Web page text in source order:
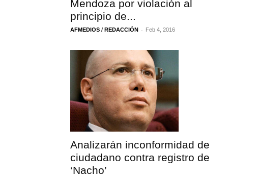
Mendoza por violación al
principio de...
AFMEDIOS / REDACCIÓN - Feb 4, 2016
Analizarán inconformidad de
ciudadano contra registro de
‘Nacho’